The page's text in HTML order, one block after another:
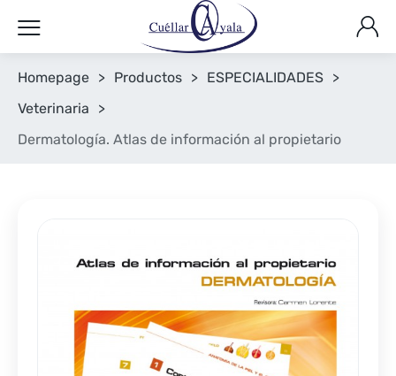
Homepage > Productos > ESPECIALIDADES >
Veterinaria
>
Dermatología. Atlas de información al propietario